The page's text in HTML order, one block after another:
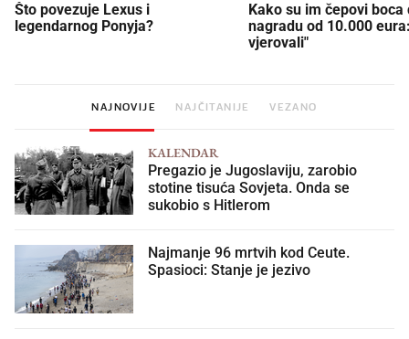
Što povezuje Lexus i
legendarnog Ponyja?
Kako su im čepovi boca
nagradu od 10.000
vjerovali"
NAJNOVIJE NAJČITANIJE VEZANO
KALENDAR
Pregazio je Jugoslaviju, zarobio
stotine tisuća Sovjeta. Onda se
sukobio s Hitlerom
Najmanje 96 mrtvih kod Ceute.
Spasioci: Stanje je jezivo